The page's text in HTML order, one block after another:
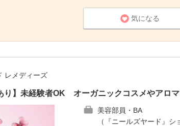
気になる
レメディーズ
り】未経験者OK オーガニックコスメやアロマ
美容部員・BA
（『ニールズヤード』シ